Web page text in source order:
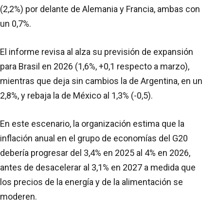
(2,2%) por delante de Alemania y Francia, ambas con
un 0,7%.
El informe revisa al alza su previsión de expansión
para Brasil en 2026 (1,6%, +0,1 respecto a marzo),
mientras que deja sin cambios la de Argentina, en un
2,8%, y rebaja la de México al 1,3% (-0,5).
En este escenario, la organización estima que la
inflación anual en el grupo de economías del G20
debería progresar del 3,4% en 2025 al 4% en 2026,
antes de desacelerar al 3,1% en 2027 a medida que
los precios de la energía y de la alimentación se
moderen.